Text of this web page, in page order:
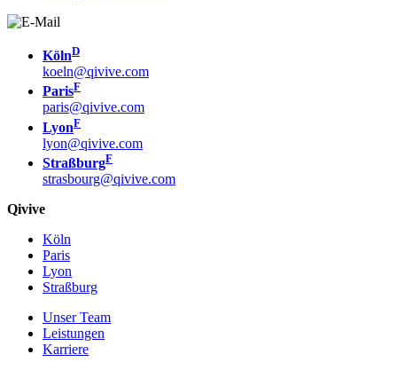
KölnD
koeln@qivive.com
ParisF
paris@qivive.com
LyonF
lyon@qivive.com
StraßburgF
strasbourg@qivive.com
Qivive
Köln
Paris
Lyon
Straßburg
Unser Team
Leistungen
Karriere